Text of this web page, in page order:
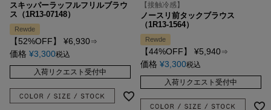
スキッパーラッフルフリルブラウ
ス（1R13-07148）
Rewde
【52%OFF】 ¥6,930⇒
価格 ¥3,300税込
入荷リクエスト受付中
【接触冷感】
ノースリ前タックブラウス
（1R13-1564）
Rewde
【44%OFF】 ¥5,940⇒
価格 ¥3,300税込
入荷リクエスト受付中